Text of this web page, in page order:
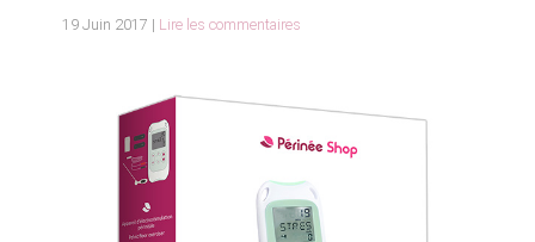
19 Juin 2017 | Lire les commentaires